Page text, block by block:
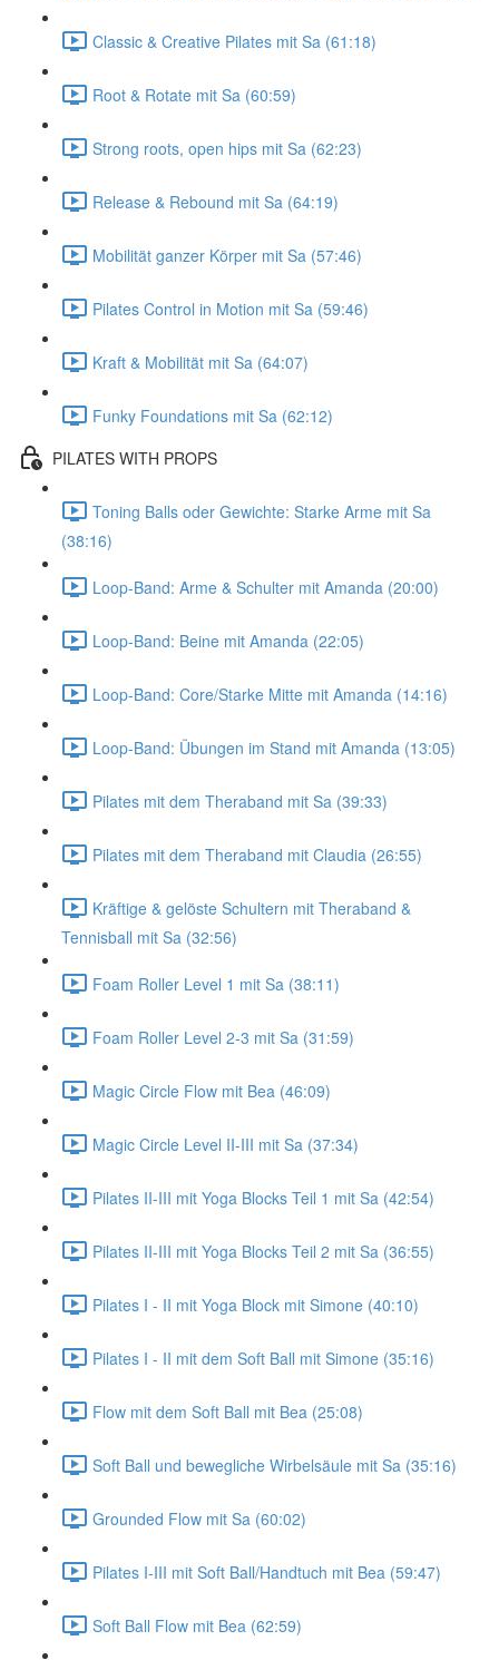
Classic & Creative Pilates mit Sa (61:18)
Root & Rotate mit Sa (60:59)
Strong roots, open hips mit Sa (62:23)
Release & Rebound mit Sa (64:19)
Mobilität ganzer Körper mit Sa (57:46)
Pilates Control in Motion mit Sa (59:46)
Kraft & Mobilität mit Sa (64:07)
Funky Foundations mit Sa (62:12)
PILATES WITH PROPS
Toning Balls oder Gewichte: Starke Arme mit Sa
(38:16)
Loop-Band: Arme & Schulter mit Amanda (20:00)
Loop-Band: Beine mit Amanda (22:05)
Loop-Band: Core/Starke Mitte mit Amanda (14:16)
Loop-Band: Übungen im Stand mit Amanda (13:05)
Pilates mit dem Theraband mit Sa (39:33)
Pilates mit dem Theraband mit Claudia (26:55)
Kräftige & gelöste Schultern mit Theraband &
Tennisball mit Sa (32:56)
Foam Roller Level 1 mit Sa (38:11)
Foam Roller Level 2-3 mit Sa (31:59)
Magic Circle Flow mit Bea (46:09)
Magic Circle Level II-III mit Sa (37:34)
Pilates II-III mit Yoga Blocks Teil 1 mit Sa (42:54)
Pilates II-III mit Yoga Blocks Teil 2 mit Sa (36:55)
Pilates I - II mit Yoga Block mit Simone (40:10)
Pilates I - II mit dem Soft Ball mit Simone (35:16)
Flow mit dem Soft Ball mit Bea (25:08)
Soft Ball und bewegliche Wirbelsäule mit Sa (35:16)
Grounded Flow mit Sa (60:02)
Pilates I-III mit Soft Ball/Handtuch mit Bea (59:47)
Soft Ball Flow mit Bea (62:59)